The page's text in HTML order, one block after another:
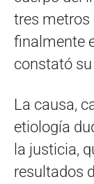
tres metros
finalmente
constató
La causa,
etiología
la justicia,
resultados